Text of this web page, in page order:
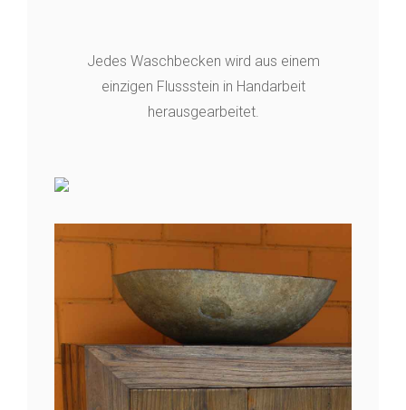
Jedes Waschbecken wird aus einem
einzigen Flussstein in Handarbeit
herausgearbeitet.